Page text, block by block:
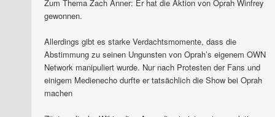
Zum Thema Zach Anner: Er hat die Aktion von Oprah Winfrey
gewonnen.
Allerdings gibt es starke Verdachtsmomente, dass die
Abstimmung zu seinen Ungunsten von Oprah’s eigenem OWN
Network manipuliert wurde. Nur nach Protesten der Fans und
einigem Medienecho durfte er tatsächlich die Show bei Oprah
machen